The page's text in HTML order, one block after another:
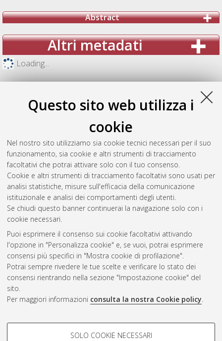
Questo sito web utilizza i
cookie
Nel nostro sito utilizziamo sia cookie tecnici necessari per il suo
funzionamento, sia cookie e altri strumenti di tracciamento
facoltativi che potrai attivare solo con il tuo consenso.
Cookie e altri strumenti di tracciamento facoltativi sono usati per
analisi statistiche, misure sull'efficacia della comunicazione
istituzionale e analisi dei comportamenti degli utenti.
Se chiudi questo banner continuerai la navigazione solo con i
cookie necessari.
Puoi esprimere il consenso sui cookie facoltativi attivando
l'opzione in "Personalizza cookie" e, se vuoi, potrai esprimere
consensi più specifici in "Mostra cookie di profilazione".
Potrai sempre rivedere le tue scelte e verificare lo stato dei
consensi rientrando nella sezione "Impostazione cookie" del
sito.
Per maggiori informazioni consulta la nostra Cookie policy.
COOKIE DI PROFILAZIONE -
SOLO COOKIE NECESSARI
Abstract
Altri metadati
Loading...
Gestione del documento:
Atom
Rss 1.0
Rss 2.0
AMS Laurea
Impostazioni Cookie
Informativa sulla privacy